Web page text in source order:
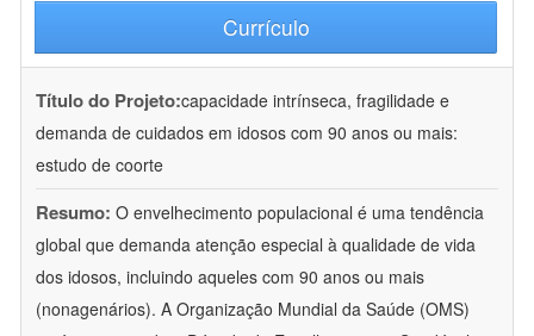
Currículo
Título do Projeto:capacidade intrínseca, fragilidade e
demanda de cuidados em idosos com 90 anos ou mais:
estudo de coorte
Resumo: O envelhecimento populacional é uma tendência
global que demanda atenção especial à qualidade de vida
dos idosos, incluindo aqueles com 90 anos ou mais
(nonagenários). A Organização Mundial da Saúde (OMS)